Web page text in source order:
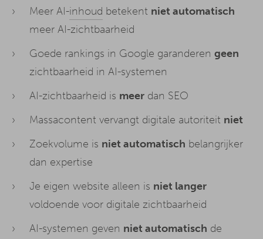
Meer AI-inhoud betekent niet automatisch
meer AI-zichtbaarheid
Goede rankings in Google garanderen geen
zichtbaarheid in AI-systemen
AI-zichtbaarheid is meer dan SEO
Massacontent vervangt digitale autoriteit niet
Zoekvolume is niet automatisch belangrijker
dan expertise
Je eigen website alleen is niet langer
voldoende voor digitale zichtbaarheid
AI-systemen geven niet automatisch de